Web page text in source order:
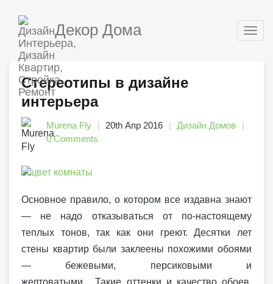
Декор Дома
Стереотипы в дизайне
интерьера
Murena Fly 20th Апр 2016
Дизайн Домов
0 Comments
Основное правило, о котором все издавна знают
— не надо отказываться от по-настоящему
теплых тонов, так как они греют. Десятки лет
стены квартир были заклеены похожими обоями
— бежевыми, персиковыми и
желтоватыми. Такие оттенки и качество обоев,